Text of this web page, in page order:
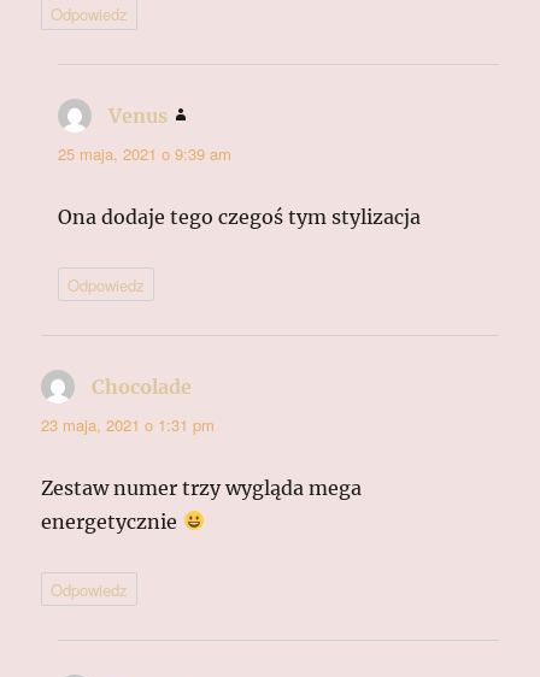
Odpowiedz
Venus
25 maja, 2021 o 9:39 am
Ona dodaje tego czegoś tym stylizacja
Odpowiedz
Chocolade
23 maja, 2021 o 1:31 pm
Zestaw numer trzy wygląda mega
energetycznie
Odpowiedz